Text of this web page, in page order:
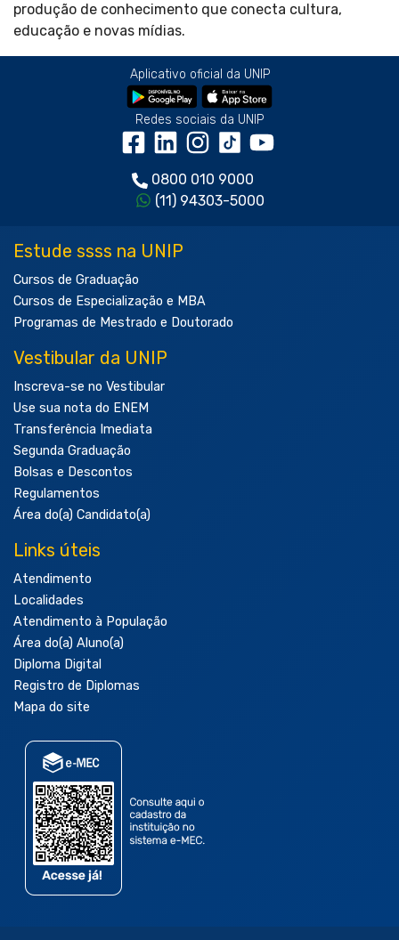
produção de conhecimento que conecta cultura,
educação e novas mídias.
Aplicativo oficial da UNIP
Redes sociais da UNIP
0800 010 9000
(11) 94303-5000
Estude ssss na UNIP
Cursos de Graduação
Cursos de Especialização e MBA
Programas de Mestrado e Doutorado
Vestibular da UNIP
Inscreva-se no Vestibular
Use sua nota do ENEM
Transferência Imediata
Segunda Graduação
Bolsas e Descontos
Regulamentos
Área do(a) Candidato(a)
Links úteis
Atendimento
Localidades
Atendimento à População
Área do(a) Aluno(a)
Diploma Digital
Registro de Diplomas
Mapa do site